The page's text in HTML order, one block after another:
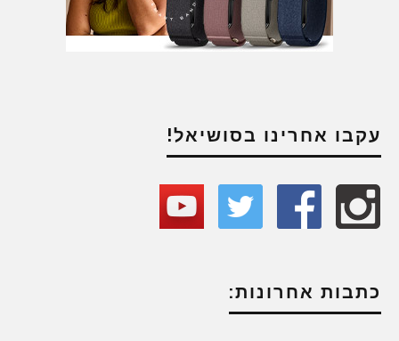
עקבו אחרינו בסושיאל!
כתבות אחרונות: